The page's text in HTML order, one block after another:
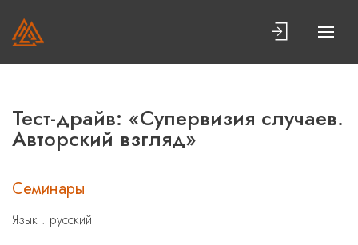
Тест-драйв: «Супервизия случаев.
Авторский взгляд»
Семинары
Язык : русский